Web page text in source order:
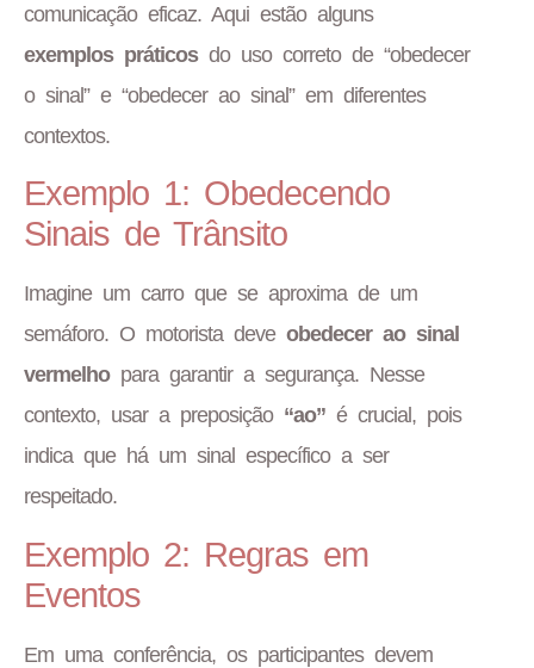
comunicação eficaz. Aqui estão alguns
exemplos práticosdo uso correto de “obedecer
o sinal” e “obedecer ao sinal” em diferentes
contextos.
Exemplo 1: Obedecendo
Sinais de Trânsito
Imagine um carro que se aproxima de um
semáforo. O motorista deve obedecer ao sinal
vermelhopara garantir a segurança. Nesse
contexto, usar a preposição “ao” é crucial, pois
indica que há um sinal específico a ser
respeitado.
Exemplo 2: Regras em
Eventos
Em uma conferência, os participantes devem